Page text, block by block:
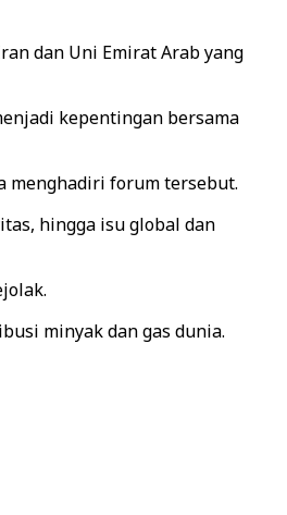
dan Uni Emirat Arab yang
kepentingan bersama
menghadiri forum tersebut.
hingga isu global dan
minyak dan gas dunia.